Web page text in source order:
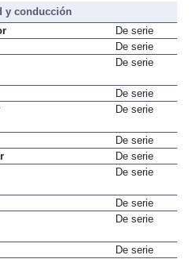
y conducción
De serie
De serie
De serie
De serie
De serie
De serie
De serie
De serie
De serie
De serie
De serie